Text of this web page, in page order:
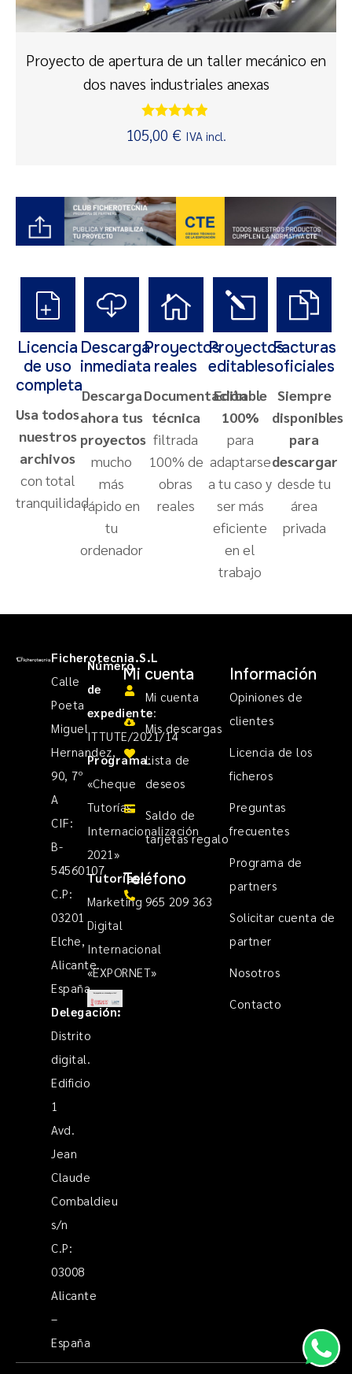
Proyecto de apertura de un taller mecánico en
dos naves industriales anexas
Valorado
con
105,00 € IVA incl.
Licencia
de uso
completa
Usa todos
nuestros
archivos
con total
tranquilidad
Descarga
inmediata
Descarga
ahora tus
proyectos
mucho
más
rápido en
tu
ordenador
Proyectos
reales
Documentación
técnica
filtrada
100% de
obras
reales
Proyectos
editables
Editable
100%
para
adaptarse
a tu caso y
ser más
eficiente
en el
trabajo
Facturas
oficiales
Siempre
disponibles
para
descargar
desde tu
área
privada
Ficherotecnia.S.L
Calle
Poeta
Miguel
Hernandez,
90, 7º
A
CIF:
B-
54560107
C.P:
03201
Elche,
Alicante.
España
Delegación:
Distrito
digital.
Edificio
1
Avd.
Jean
Claude
Combaldieu
s/n
C.P:
03008
Alicante
–
España
Número
de
expediente:
ITTUTE/2021/14
Programa:
«Cheque
Tutorías
Internacionalización
2021»
Tutorías:
Marketing
Digital
Internacional
«EXPORNET»
Mi cuenta
Mi cuenta
Mis descargas
Lista de
deseos
Saldo de
tarjetas regalo
Teléfono
965 209 363
Información
Opiniones de
clientes
Licencia de los
ficheros
Preguntas
frecuentes
Programa de
partners
Solicitar cuenta de
partner
Nosotros
Contacto